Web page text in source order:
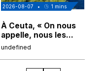
2026-08-07 • 1 mins
À Ceuta, « On nous
appelle, nous les
Espagnols d'origine
"musulmans"»
undefined